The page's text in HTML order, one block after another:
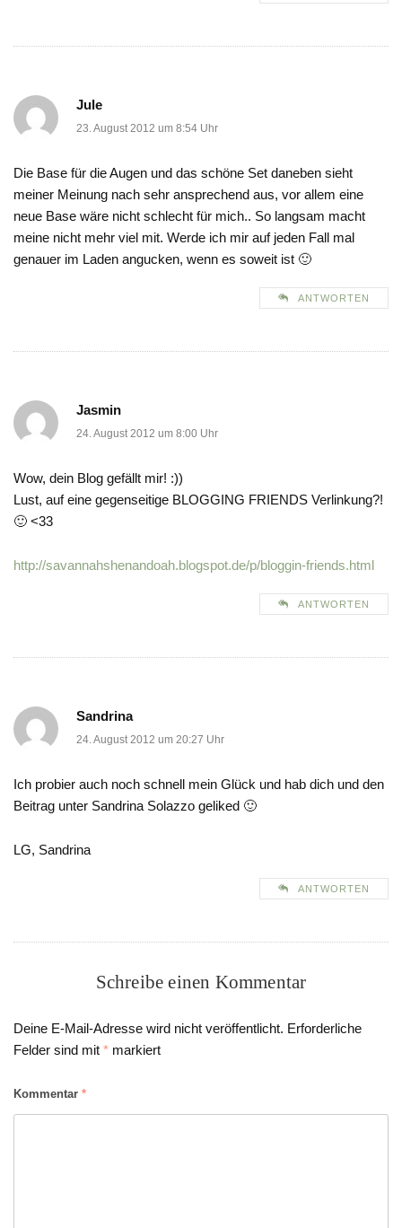
Jule
23. August 2012 um 8:54 Uhr
Die Base für die Augen und das schöne Set daneben sieht
meiner Meinung nach sehr ansprechend aus, vor allem eine
neue Base wäre nicht schlecht für mich.. So langsam macht
meine nicht mehr viel mit. Werde ich mir auf jeden Fall mal
genauer im Laden angucken, wenn es soweit ist 🙂
ANTWORTEN
Jasmin
24. August 2012 um 8:00 Uhr
Wow, dein Blog gefällt mir! :))
Lust, auf eine gegenseitige BLOGGING FRIENDS Verlinkung?!
🙂 <33
http://savannahshenandoah.blogspot.de/p/bloggin-friends.html
ANTWORTEN
Sandrina
24. August 2012 um 20:27 Uhr
Ich probier auch noch schnell mein Glück und hab dich und den
Beitrag unter Sandrina Solazzo geliked 🙂
LG, Sandrina
ANTWORTEN
Schreibe einen Kommentar
Deine E-Mail-Adresse wird nicht veröffentlicht. Erforderliche
Felder sind mit * markiert
Kommentar *